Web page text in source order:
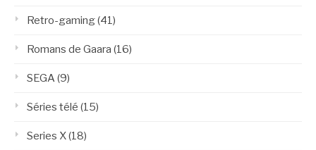
Retro-gaming(41)
Romans de Gaara (16)
SEGA(9)
Séries télé (15)
Series X(18)